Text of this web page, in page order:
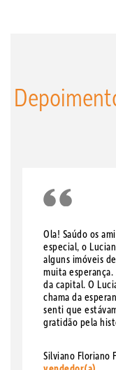
Ola! Saúdo os
especial, o
alguns imóveis
muita
da capital. O
chama da
senti que
gratidão pela
Silviano Floriano